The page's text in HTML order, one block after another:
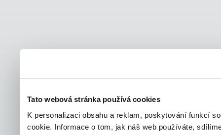
Tato webová stránka používá cookies
K personalizaci obsahu a reklam, poskytování funkcí
cookie. Informace o tom, jak náš web používáte,